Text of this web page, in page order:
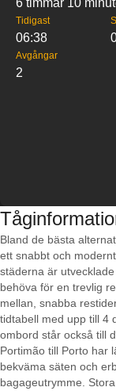
6 timmar 10
Tidigast
06:38
Avgångar
2
Bland de bästa
ett snabbt och
städerna är
behöva för en trevlig
mellan, snabba
tidtabell med upp till 4
ombord står också till
Portimão till Porto har
bekväma säten och
bagageutrymme.